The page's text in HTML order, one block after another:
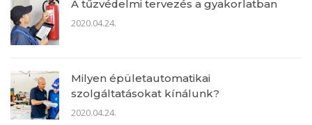
A tűzvédelmi tervezés a gyakorlatban
2020.04.24.
Milyen épületautomatikai
szolgáltatásokat kínálunk?
2020.04.24.